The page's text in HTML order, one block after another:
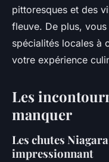
pittoresques et des
fleuve. De plus,
spécialités locales à
votre expérience
Les
manquer
Les chutes
impressionnant